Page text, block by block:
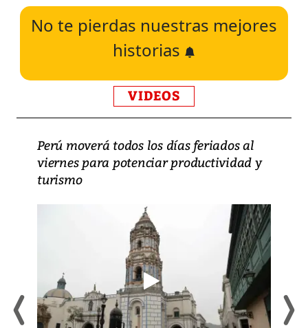
No te pierdas nuestras mejores
historias
VIDEOS
Perú moverá todos los días feriados al
viernes para potenciar productividad y
turismo